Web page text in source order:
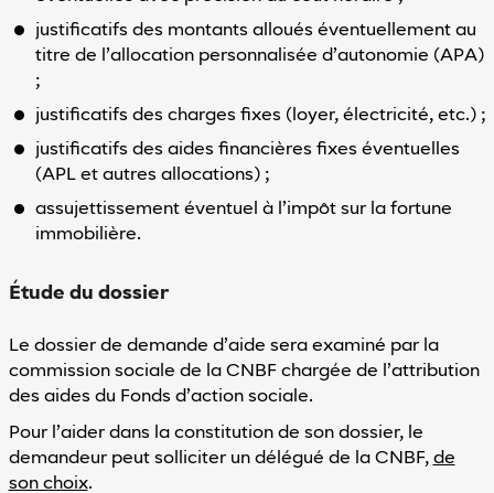
justificatifs des montants alloués éventuellement au
titre de l’allocation personnalisée d’autonomie (APA)
;
justificatifs des charges fixes (loyer, électricité, etc.) ;
justificatifs des aides financières fixes éventuelles
(APL et autres allocations) ;
assujettissement éventuel à l’impôt sur la fortune
immobilière.
Étude du dossier
Le dossier de demande d’aide sera examiné par la
commission sociale de la CNBF chargée de l’attribution
des aides du Fonds d’action sociale.
Pour l’aider dans la constitution de son dossier, le
demandeur peut solliciter un délégué de la CNBF, de
son choix.